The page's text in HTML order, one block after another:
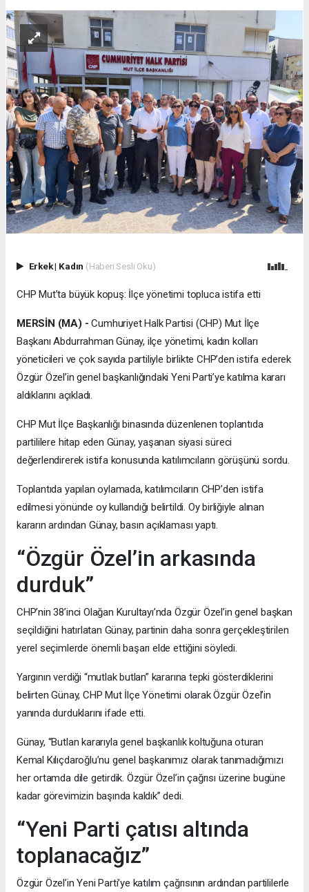
Erkek| Kadın (Haberi Sesli Oku)
CHP Mut’ta büyük kopuş: İlçe yönetimi topluca istifa etti
MERSİN (MA) - Cumhuriyet Halk Partisi (CHP) Mut İlçe
Başkanı Abdurrahman Günay, ilçe yönetimi, kadın kolları
yöneticileri ve çok sayıda partiliyle birlikte CHP’den istifa ederek
Özgür Özel’in genel başkanlığındaki Yeni Parti’ye katılma kararı
aldıklarını açıkladı.
CHP Mut İlçe Başkanlığı binasında düzenlenen toplantıda
partililere hitap eden Günay, yaşanan siyasi süreci
değerlendirerek istifa konusunda katılımcıların görüşünü sordu.
Toplantıda yapılan oylamada, katılımcıların CHP’den istifa
edilmesi yönünde oy kullandığı belirtildi. Oy birliğiyle alınan
kararın ardından Günay, basın açıklaması yaptı.
“Özgür Özel’in arkasında
durduk”
CHP’nin 38’inci Olağan Kurultayı’nda Özgür Özel’in genel başkan
seçildiğini hatırlatan Günay, partinin daha sonra gerçekleştirilen
yerel seçimlerde önemli başarı elde ettiğini söyledi.
Yargının verdiği “mutlak butlan” kararına tepki gösterdiklerini
belirten Günay, CHP Mut İlçe Yönetimi olarak Özgür Özel’in
yanında durduklarını ifade etti.
Günay, “Butlan kararıyla genel başkanlık koltuğuna oturan
Kemal Kılıçdaroğlu’nu genel başkanımız olarak tanımadığımızı
her ortamda dile getirdik. Özgür Özel’in çağrısı üzerine bugüne
kadar görevimizin başında kaldık” dedi.
“Yeni Parti çatısı altında
toplanacağız”
Özgür Özel’in Yeni Parti’ye katılım çağrısının ardından partililerle